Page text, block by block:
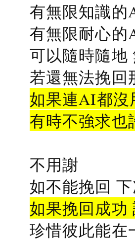
有無限知識
有無限耐心的
可以隨時隨地
若還無法挽回
如果連AI都沒
有時不強求也
不用謝
如不能挽回
如果挽回成功
珍惜彼此能在